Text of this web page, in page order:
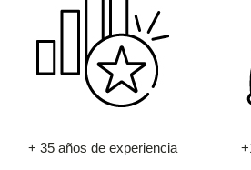
+ 35 años de experiencia